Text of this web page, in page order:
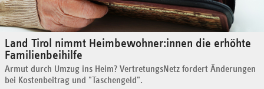
Land Tirol nimmt Heimbewohner:innen die erhöhte
Familienbeihilfe
Armut durch Umzug ins Heim? VertretungsNetz fordert Änderungen
bei Kostenbeitrag und "Taschengeld".